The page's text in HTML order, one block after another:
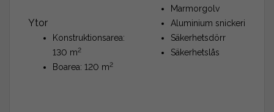
Ytor
Konstruktionsarea:
130 m2
Boarea: 120 m2
Marmorgolv
Aluminium snickeri
Säkerhetsdörr
Säkerhetslås